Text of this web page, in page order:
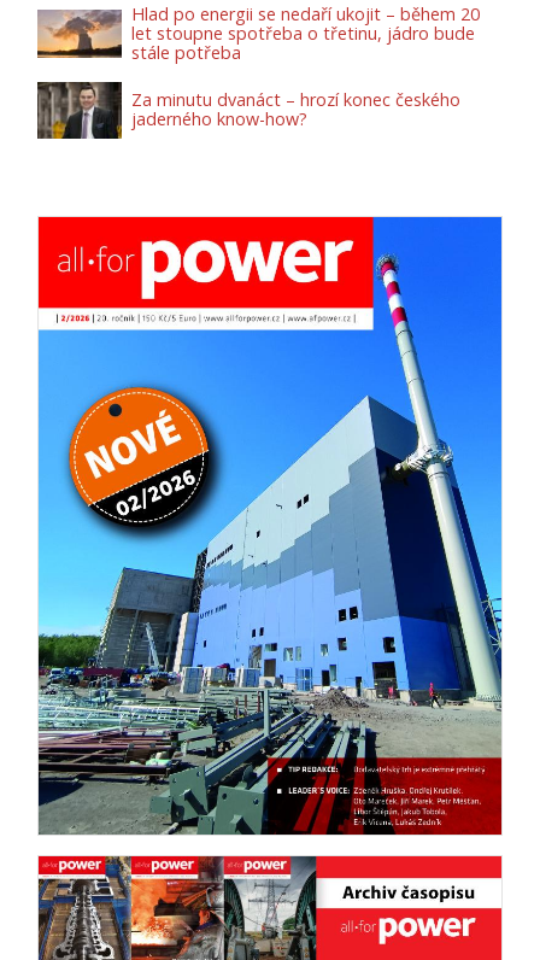
Hlad po energii se nedaří ukojit – během 20
let stoupne spotřeba o třetinu, jádro bude
stále potřeba
Za minutu dvanáct – hrozí konec českého
jaderného know-how?